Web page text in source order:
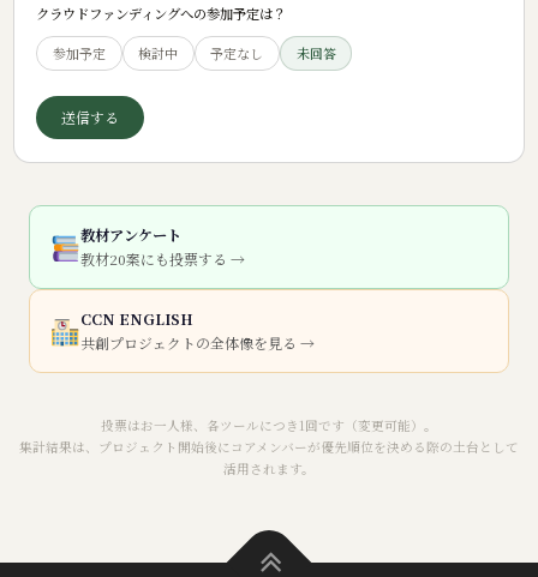
クラウドファンディングへの参加予定は？
参加予定 検討中 予定なし 未回答
送信する
教材アンケート
教材20案にも投票する →
CCN ENGLISH
共創プロジェクトの全体像を見る →
投票はお一人様、各ツールにつき1回です（変更可能）。
集計結果は、プロジェクト開始後にコアメンバーが優先順位を決める際の土台として
活用されます。